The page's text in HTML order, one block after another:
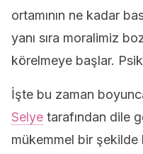
ortamının ne kadar
yanı sıra moralimiz
körelmeye başlar.
İşte bu zaman
Selye tarafından dile
mükemmel bir